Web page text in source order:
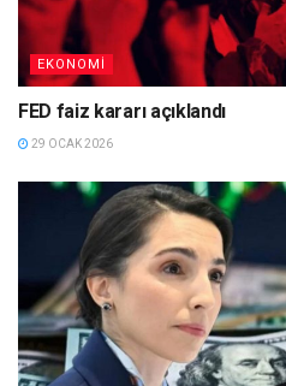
EKONOMI
FED faiz kararı açıklandı
29 OCAK 2026